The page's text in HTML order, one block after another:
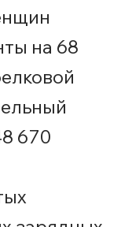
на 68
670